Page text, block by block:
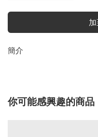
簡介
你可能感興趣的商品